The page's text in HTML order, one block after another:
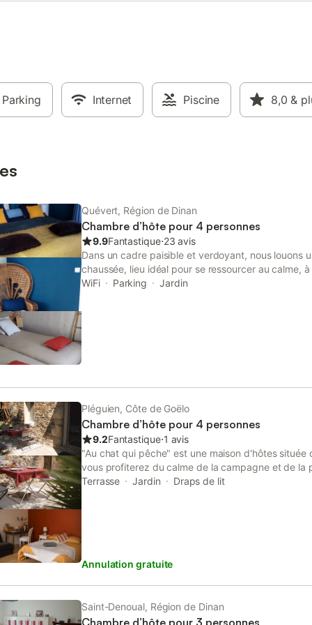
Parking Internet Piscine 8,0 &
Quévert, Région de Dinan
Chambre d’hôte pour 4 personnes
9.9Fantastique⋅23 avis
Dans un cadre paisible et verdoyant, nous louons
chaussée, lieu idéal pour se ressourcer au calme,
de Dinan et 25 min de Saint-Malo.
WiFi Parking Jardin
Pléguien, Côte de Goëlo
Chambre d’hôte pour 4 personnes
9.2Fantastique⋅1 avis
"Au chat qui pêche" est une maison d'hôtes située
vous profiterez du calme de la campagne et de la
stations balnéaires et endroits remarquables. En
demande, cela vous permettra d'être moins
local. Ce sera l'occasion de discuter, échanger
conseils et bonnes adresses. À bientôt "Au chat
Terrasse Jardin Draps de lit
Annulation gratuite
Saint-Denoual, Région de Dinan
Chambre d’hôte pour 3 personnes